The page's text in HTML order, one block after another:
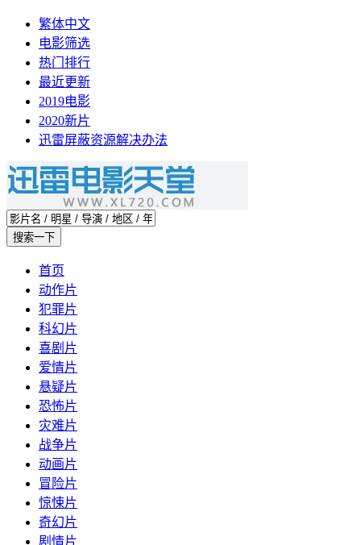
繁体中文
电影筛选
热门排行
最近更新
2019电影
2020新片
迅雷屏蔽资源解决办法
首页
动作片
犯罪片
科幻片
喜剧片
爱情片
悬疑片
恐怖片
灾难片
战争片
动画片
冒险片
惊悚片
奇幻片
剧情片